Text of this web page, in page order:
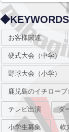
お客様関連
硬式大会（中学）
野球大会（小学）
鹿児島のイチローブ
テレビ出演 ダ
小学生募集 軟